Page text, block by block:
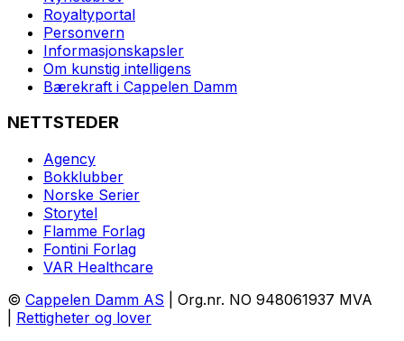
Royaltyportal
Personvern
Informasjonskapsler
Om kunstig intelligens
Bærekraft i Cappelen Damm
NETTSTEDER
Agency
Bokklubber
Norske Serier
Storytel
Flamme Forlag
Fontini Forlag
VAR Healthcare
© Cappelen Damm AS | Org.nr. NO 948061937 MVA
Rettigheter og lover